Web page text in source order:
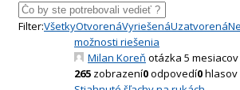
Filter:VšetkyOtvorenáVyriešenáUzatvorená
možnosti riešenia
Milan Koreň otázka 5
265 zobrazení0odpovedí0hlasov